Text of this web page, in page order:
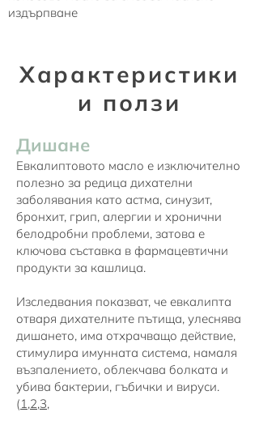
издърпване
Характеристики
и ползи
Дишане
Евкалиптовото масло е изключително
полезно за редица дихателни
заболявания като астма, синузит,
бронхит, грип, алергии и хронични
белодробни проблеми, затова е
ключова съставка в фармацевтични
продукти за кашлица.
Изследвания показват, че евкалипта
отваря дихателните пътища, улеснява
дишането, има отхрачващо действие,
стимулира имунната система, намаля
възпалението, облекчава болката и
убива бактерии, гъбички и вируси.
(1 ,2,3,